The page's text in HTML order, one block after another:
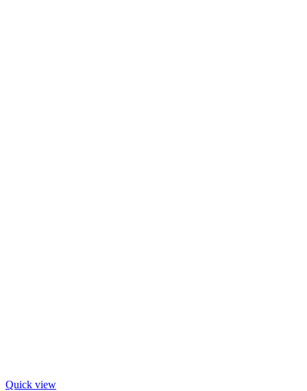
Quick view